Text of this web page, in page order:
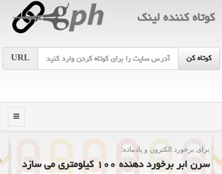
كوتاه كننده لینك
URL
منو
برای برخورد الكترون و پادماده؛
سرن ابر برخورد دهنده ۱۰۰ كیلومتری می سازد